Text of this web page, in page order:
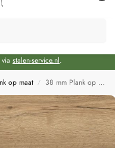
extra levertijd van circa 3 weken
stalen-service.nl.
op maat / 38 mm Plank op maat Halifax eiken (H1180 ST37)